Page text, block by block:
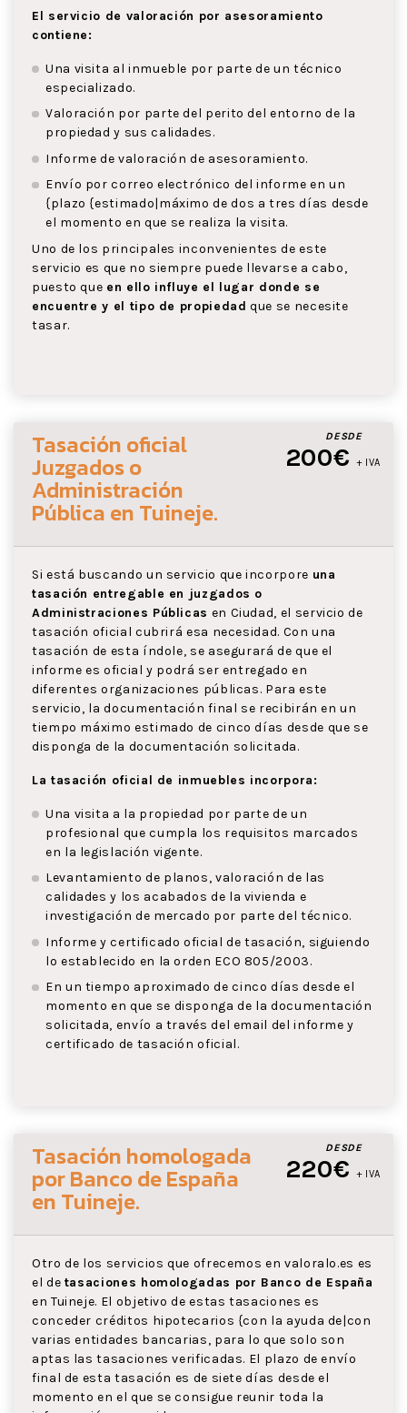
El servicio de valoración por asesoramiento
contiene:
Una visita al inmueble por parte de un técnico
especializado.
Valoración por parte del perito del entorno de la
propiedad y sus calidades.
Informe de valoración de asesoramiento.
Envío por correo electrónico del informe en un
{plazo {estimado|máximo de dos a tres días desde
el momento en que se realiza la visita.
Uno de los principales inconvenientes de este
servicio es que no siempre puede llevarse a cabo,
puesto que en ello influye el lugar donde se
encuentre y el tipo de propiedad que se necesite
tasar.
DESDE
200€ + IVA
Tasación oficial
Juzgados o
Administración
Pública en Tuineje.
Si está buscando un servicio que incorpore una
tasación entregable en juzgados o
Administraciones Públicas en Ciudad, el servicio de
tasación oficial cubrirá esa necesidad. Con una
tasación de esta índole, se asegurará de que el
informe es oficial y podrá ser entregado en
diferentes organizaciones públicas. Para este
servicio, la documentación final se recibirán en un
tiempo máximo estimado de cinco días desde que se
disponga de la documentación solicitada.
La tasación oficial de inmuebles incorpora:
Una visita a la propiedad por parte de un
profesional que cumpla los requisitos marcados
en la legislación vigente.
Levantamiento de planos, valoración de las
calidades y los acabados de la vivienda e
investigación de mercado por parte del técnico.
Informe y certificado oficial de tasación, siguiendo
lo establecido en la orden ECO 805/2003.
En un tiempo aproximado de cinco días desde el
momento en que se disponga de la documentación
solicitada, envío a través del email del informe y
certificado de tasación oficial.
DESDE
220€ + IVA
Tasación homologada
por Banco de España
en Tuineje.
Otro de los servicios que ofrecemos en valoralo.es es
el de tasaciones homologadas por Banco de España
en Tuineje. El objetivo de estas tasaciones es
conceder créditos hipotecarios {con la ayuda de|con
varias entidades bancarias, para lo que solo son
aptas las tasaciones verificadas. El plazo de envío
final de esta tasación es de siete días desde el
momento en el que se consigue reunir toda la